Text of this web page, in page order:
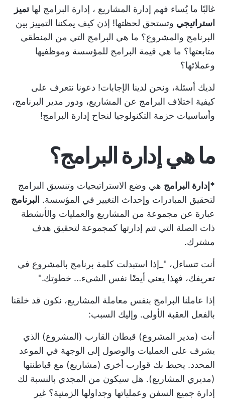
غالبًا ما يُساء فهم إدارة المشاريع ، إدارة البرامج لهاتميز
استراتيجي وتستحق لحظتها! إذن كيف يمكننا التمييز بين
البرنامج والمشروع؟ ما هي البرامج التي من المنطقي
متابعتها؟ ما هي قيمة البرامج للمؤسسة وموظفيها
وعملائها؟
لديك أسئلة، ونحن لدينا الإجابات! دعونا نتعرف على
كيفية اختلاف البرامج عن المشاريع، ودور مدير البرنامج،
وأساسيات حزمة التكنولوجيا لنجاح إدارة البرامج!
ما هي إدارة البرامج؟
*إدارة البرامج هي وضع الاستراتيجيات وتنسيق البرامج
لتحقيق المبادرات وإحداث التغيير في المؤسسة. البرنامج
عبارة عن مجموعة من المشاريع والعمليات والأنشطة
ذات الصلة التي تتم إدارتها كمجموعة لتحقيق هدف
مشترك.
أنت تتساءل، "_إذا استبدلت كلمة برنامج بالمشروع في
تعريفك، فهذا يعني أيضًا نفس الشيء... خطوتك."
إذا عاملنا البرامج بنفس معاملة المشاريع، نكون قد خلقنا
بالفعل العقبة الأولى. وإليك السبب:
أنت (مدير المشروع) قبطان القارب (المشروع) الذي
يشرف على العمليات والوصول إلى الوجهة في الموعد
المحدد. يحيط بك قوارب أخرى (مشاريع) مع قباطنتها
(مديري المشاريع). هل سيكون من المجدي بالنسبة لك
إدارة جميع السفن وعملياتها وجداولها الزمنية؟ غير